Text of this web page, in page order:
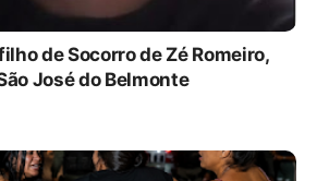
de Socorro de Zé Romeiro,
José do Belmonte